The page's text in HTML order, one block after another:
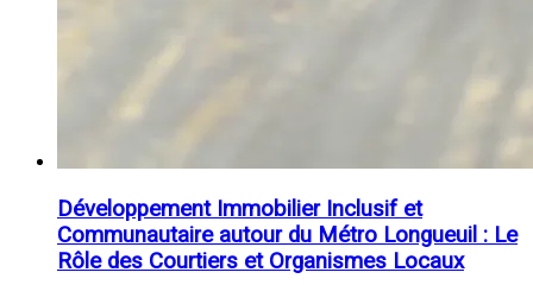
Développement Immobilier Inclusif et
Communautaire autour du Métro Longueuil : Le
Rôle des Courtiers et Organismes Locaux